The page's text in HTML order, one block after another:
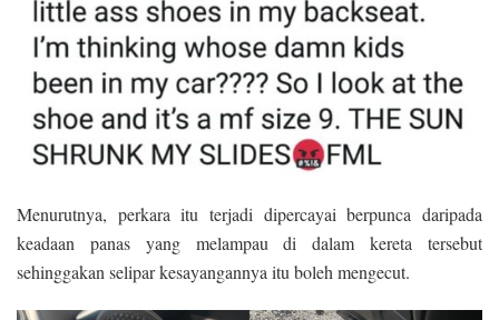
Menurutnya, perkara itu terjadi dipercayai berpunca daripada
keadaan panas yang melampau di dalam kereta tersebut
sehinggakan selipar kesayangannya itu boleh mengecut.